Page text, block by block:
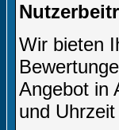
Wir bieten
Angebot in
und